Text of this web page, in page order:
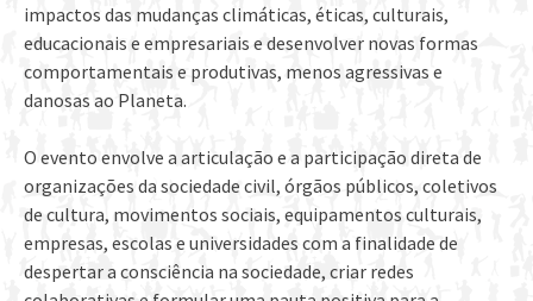
impactos das mudanças climáticas, éticas, culturais,
educacionais e empresariais e desenvolver novas formas
comportamentais e produtivas, menos agressivas e
danosas ao Planeta.
O evento envolve a articulação e a participação direta de
organizações da sociedade civil, órgãos públicos, coletivos
de cultura, movimentos sociais, equipamentos culturais,
empresas, escolas e universidades com a finalidade de
despertar a consciência na sociedade, criar redes